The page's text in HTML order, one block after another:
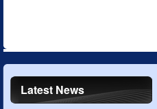
Latest News